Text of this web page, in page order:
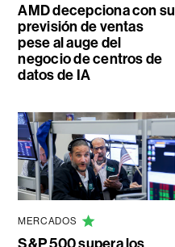
AMD decepciona con su
previsión de ventas
pese al auge del
negocio de centros de
datos de IA
MERCADOS